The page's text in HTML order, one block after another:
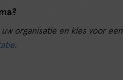
organisatie en kies voor een
.